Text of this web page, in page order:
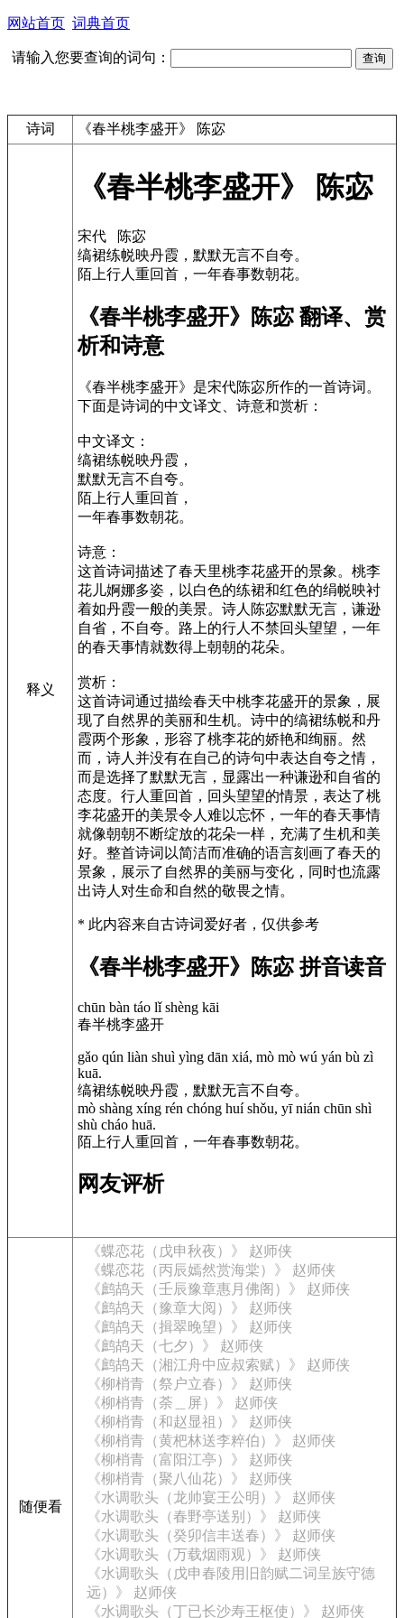
网站首页 词典首页
请输入您要查询的词句：
诗词 《春半桃李盛开》 陈宓
释义
《春半桃李盛开》 陈宓
宋代 陈宓
缟裙练帨映丹霞，默默无言不自夸。
陌上行人重回首，一年春事数朝花。
《春半桃李盛开》陈宓 翻译、赏
析和诗意
《春半桃李盛开》是宋代陈宓所作的一首诗词。
下面是诗词的中文译文、诗意和赏析：
中文译文：
缟裙练帨映丹霞，
默默无言不自夸。
陌上行人重回首，
一年春事数朝花。
诗意：
这首诗词描述了春天里桃李花盛开的景象。桃李
花儿婀娜多姿，以白色的练裙和红色的绢帨映衬
着如丹霞一般的美景。诗人陈宓默默无言，谦逊
自省，不自夸。路上的行人不禁回头望望，一年
的春天事情就数得上朝朝的花朵。
赏析：
这首诗词通过描绘春天中桃李花盛开的景象，展
现了自然界的美丽和生机。诗中的缟裙练帨和丹
霞两个形象，形容了桃李花的娇艳和绚丽。然
而，诗人并没有在自己的诗句中表达自夸之情，
而是选择了默默无言，显露出一种谦逊和自省的
态度。行人重回首，回头望望的情景，表达了桃
李花盛开的美景令人难以忘怀，一年的春天事情
就像朝朝不断绽放的花朵一样，充满了生机和美
好。整首诗词以简洁而准确的语言刻画了春天的
景象，展示了自然界的美丽与变化，同时也流露
出诗人对生命和自然的敬畏之情。
* 此内容来自古诗词爱好者，仅供参考
《春半桃李盛开》陈宓 拼音读音
chūn bàn táo lǐ shèng kāi
春半桃李盛开
gǎo qún liàn shuì yìng dān xiá, mò mò wú yán bù zì
kuā.
缟裙练帨映丹霞，默默无言不自夸。
mò shàng xíng rén chóng huí shǒu, yī nián chūn shì
shù cháo huā.
陌上行人重回首，一年春事数朝花。
网友评析
随便看
《蝶恋花（戊申秋夜）》 赵师侠
《蝶恋花（丙辰嫣然赏海棠）》 赵师侠
《鹧鸪天（壬辰豫章惠月佛阁）》 赵师侠
《鹧鸪天（豫章大阅）》 赵师侠
《鹧鸪天（揖翠晚望）》 赵师侠
《鹧鸪天（七夕）》 赵师侠
《鹧鸪天（湘江舟中应叔索赋）》 赵师侠
《柳梢青（祭户立春）》 赵师侠
《柳梢青（荼＿屏）》 赵师侠
《柳梢青（和赵显祖）》 赵师侠
《柳梢青（黄杷林送李粹伯）》 赵师侠
《柳梢青（富阳江亭）》 赵师侠
《柳梢青（聚八仙花）》 赵师侠
《水调歌头（龙帅宴王公明）》 赵师侠
《水调歌头（春野亭送别）》 赵师侠
《水调歌头（癸卯信丰送春）》 赵师侠
《水调歌头（万载烟雨观）》 赵师侠
《水调歌头（戊申春陵用旧韵赋二词呈族守德
远）》 赵师侠
《水调歌头（丁已长沙寿王枢使）》 赵师侠